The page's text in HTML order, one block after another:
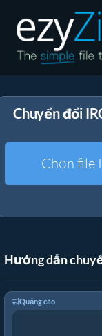
Giải nén
Công cụ khác
Chuyển đổi
Chọn file
Hướng dẫn
Quảng cáo